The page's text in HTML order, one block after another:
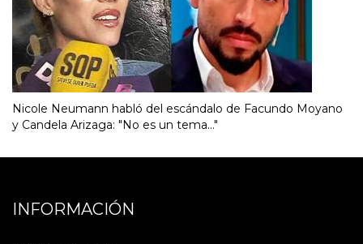
Nicole Neumann habló del escándalo de Facundo Moyano
y Candela Arizaga: "No es un tema..."
INFORMACIÓN